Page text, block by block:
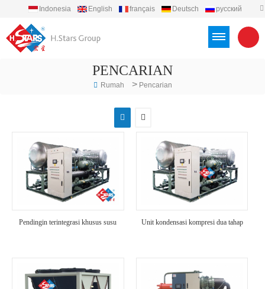
Indonesia English français Deutsch
русский
PENCARIAN
Rumah > Pencarian
Pendingin terintegrasi khusus susu Unit kondensasi kompresi dua tahap